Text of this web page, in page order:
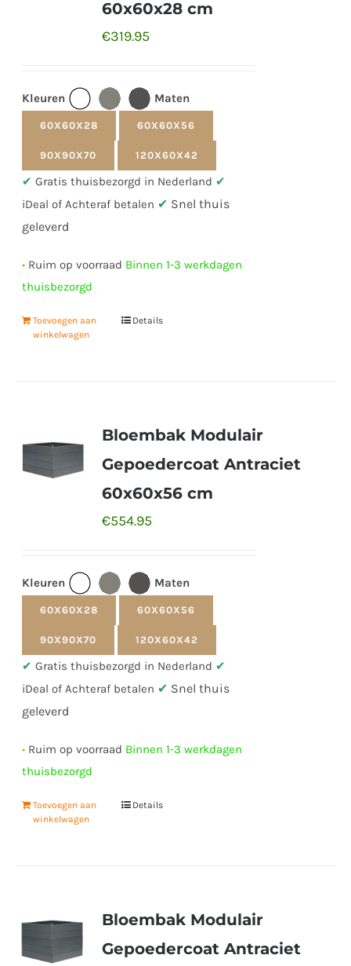
60x60x28 cm
€319.95
Kleuren Maten
60X60X28 60X60X56
90X90X70 120X60X42
✔ Gratis thuisbezorgd in Nederland ✔
iDeal of Achteraf betalen ✔ Snel thuis
geleverd
• Ruim op voorraad Binnen 1-3 werkdagen
thuisbezorgd
Toevoegen aan
winkelwagen
Details
Bloembak Modulair
Gepoedercoat Antraciet
60x60x56 cm
€554.95
Kleuren Maten
60X60X28 60X60X56
90X90X70 120X60X42
✔ Gratis thuisbezorgd in Nederland ✔
iDeal of Achteraf betalen ✔ Snel thuis
geleverd
• Ruim op voorraad Binnen 1-3 werkdagen
thuisbezorgd
Toevoegen aan
winkelwagen
Details
Bloembak Modulair
Gepoedercoat Antraciet